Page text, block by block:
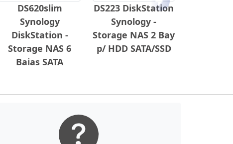
DS620slim
Synology
DiskStation -
Storage NAS 6
Baias SATA
DS223 DiskStation
Synology -
Storage NAS 2 Bay
p/ HDD SATA/SSD
Próximo